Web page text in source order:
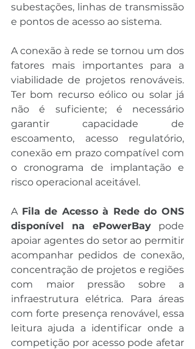
subestações, linhas de transmissão
e pontos de acesso ao sistema.
A conexão à rede se tornou um dos
fatores mais importantes para a
viabilidade de projetos renováveis.
Ter bom recurso eólico ou solar já
não é suficiente; é necessário
garantir capacidade de
escoamento, acesso regulatório,
conexão em prazo compatível com
o cronograma de implantação e
risco operacional aceitável.
A Fila de Acesso à Rede do ONS
disponível na ePowerBay pode
apoiar agentes do setor ao permitir
acompanhar pedidos de conexão,
concentração de projetos e regiões
com maior pressão sobre a
infraestrutura elétrica. Para áreas
com forte presença renovável, essa
leitura ajuda a identificar onde a
competição por acesso pode afetar